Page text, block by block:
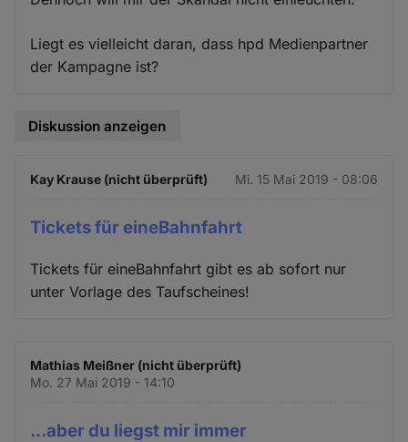
Liegt es vielleicht daran, dass hpd Medienpartner
der Kampagne ist?
Diskussion anzeigen
Kay Krause (nicht überprüft) Mi. 15 Mai 2019 - 08:06
Tickets für eineBahnfahrt
Tickets für eineBahnfahrt gibt es ab sofort nur
unter Vorlage des Taufscheines!
Mathias Meißner (nicht überprüft)
Mo. 27 Mai 2019 - 14:10
...aber du liegst mir immer